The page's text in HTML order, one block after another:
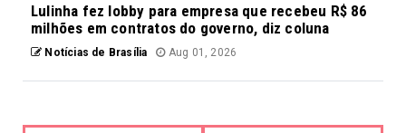
Lulinha fez lobby para empresa que recebeu R$ 86
milhões em contratos do governo, diz coluna
Notícias de Brasília Aug 01, 2026